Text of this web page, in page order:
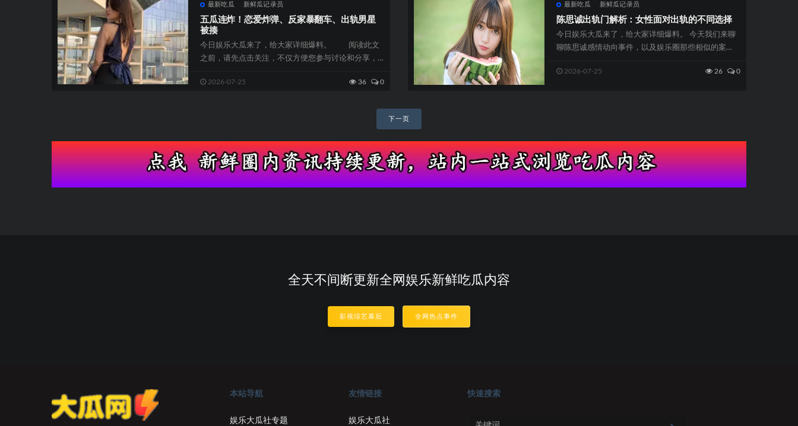
最新吃瓜 新鲜瓜记录员
五瓜连炸！恋爱炸弹、反家暴翻车、出轨男星
被揍
今日娱乐大瓜来了，给大家详细爆料。 阅读此文
之前，请先点击关注，不仅方便您参与讨论和分享，
2026-07-25 36 0
最新吃瓜 新鲜瓜记录员
陈思诚出轨门解析：女性面对出轨的不同选择
今日娱乐大瓜来了，给大家详细爆料。 今天我们来聊
聊陈思诚感情动向事件，以及娱乐圈那些相似的案
2026-07-25 26 0
导
航
下一页
全天不间断更新全网娱乐新鲜吃瓜内容
影视综艺幕后 全网热点事件
本站导航
娱乐大瓜社专题
友情链接
娱乐大瓜社
快速搜索